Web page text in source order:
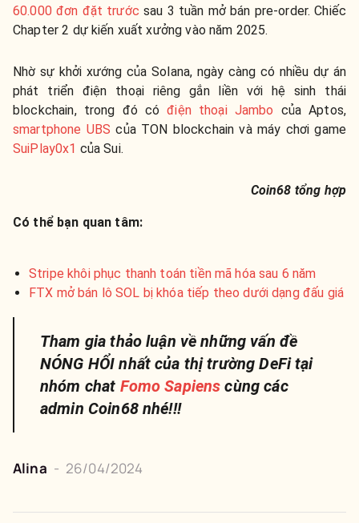
60.000 đơn đặt trước sau 3 tuần mở bán pre-order. Chiếc
Chapter 2 dự kiến xuất xưởng vào năm 2025.
Nhờ sự khởi xướng của Solana, ngày càng có nhiều dự án
phát triển điện thoại riêng gắn liền với hệ sinh thái
blockchain, trong đó cóđiện thoại Jambo của Aptos,
smartphone UBS của TON blockchain và máy chơi game
SuiPlay0x1 của Sui.
Coin68 tổng hợp
Có thể bạn quan tâm:
Stripe khôi phục thanh toán tiền mã hóa sau 6 năm
FTX mở bán lô SOL bị khóa tiếp theo dưới dạng đấu giá
Tham gia thảo luận về những vấn đề
NÓNG HỔI nhất của thị trường DeFi tại
nhóm chat Fomo Sapiens cùng các
admin Coin68 nhé!!!
Alina - 26/04/2024